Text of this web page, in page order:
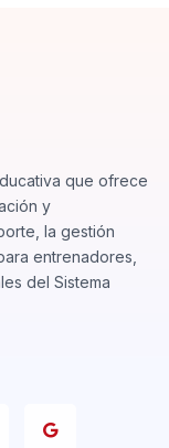
que ofrece
y
la gestión
entrenadores,
del Sistema